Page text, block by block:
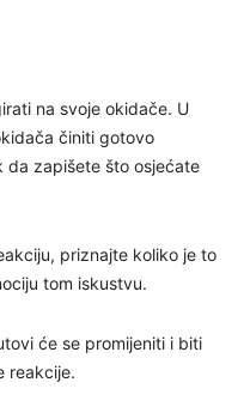
na svoje okidače. U
činiti gotovo
da zapišete što osjećate
priznajte koliko je to
tom iskustvu.
će se promijeniti i biti
reakcije.